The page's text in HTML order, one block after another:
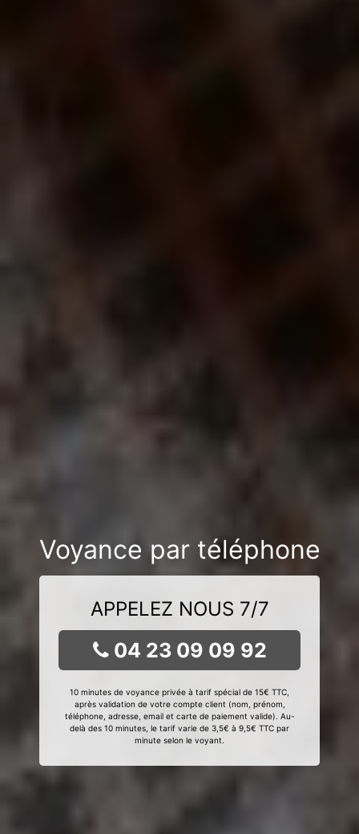
Voyance par téléphone
APPELEZ NOUS 7/7
04 23 09 09 92
10 minutes de voyance privée à tarif spécial de 15€ TTC,
après validation de votre compte client (nom, prénom,
téléphone, adresse, email et carte de paiement valide). Au-
delà des 10 minutes, le tarif varie de 3,5€ à 9,5€ TTC par
minute selon le voyant.